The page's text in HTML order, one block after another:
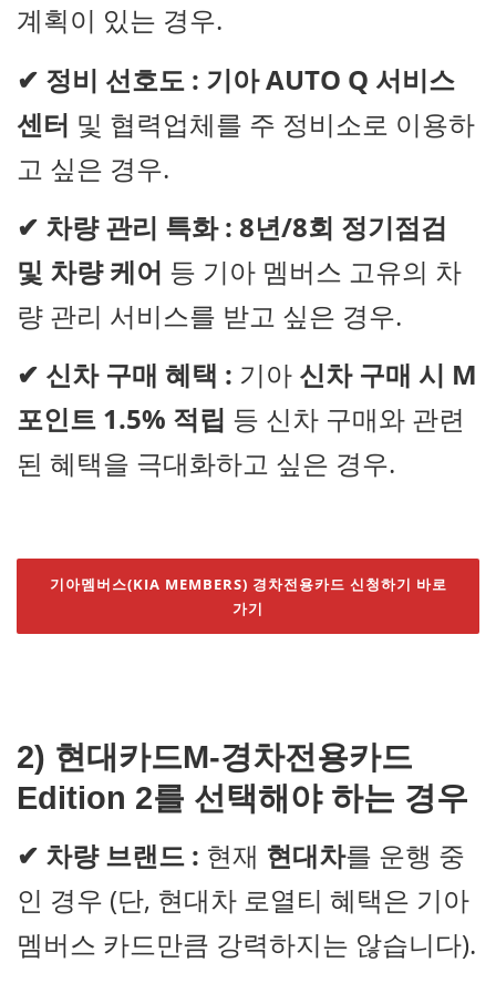
계획이 있는 경우.
✔ 정비 선호도 : 기아 AUTO Q 서비스
센터 및 협력업체를 주 정비소로 이용하
고 싶은 경우.
✔ 차량 관리 특화 : 8년/8회 정기점검
및 차량 케어 등 기아 멤버스 고유의 차
량 관리 서비스를 받고 싶은 경우.
✔ 신차 구매 혜택 : 기아 신차 구매 시 M
포인트 1.5% 적립 등 신차 구매와 관련
된 혜택을 극대화하고 싶은 경우.
기아멤버스(KIA MEMBERS) 경차전용카드 신청하기 바로
가기
2) 현대카드M-경차전용카드
Edition 2를 선택해야 하는 경우
✔ 차량 브랜드 : 현재 현대차를 운행 중
인 경우 (단, 현대차 로열티 혜택은 기아
멤버스 카드만큼 강력하지는 않습니다).